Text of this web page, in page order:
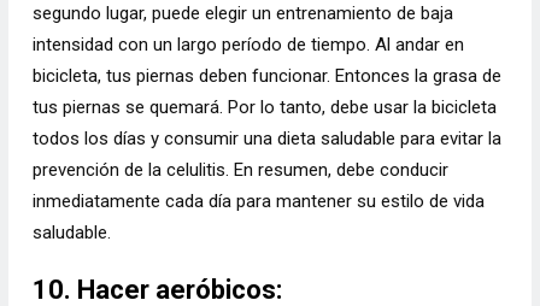
segundo lugar, puede elegir un entrenamiento de baja
intensidad con un largo período de tiempo. Al andar en
bicicleta, tus piernas deben funcionar. Entonces la grasa de
tus piernas se quemará. Por lo tanto, debe usar la bicicleta
todos los días y consumir una dieta saludable para evitar la
prevención de la celulitis. En resumen, debe conducir
inmediatamente cada día para mantener su estilo de vida
saludable.
10. Hacer aeróbicos: